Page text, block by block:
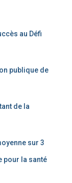
au Défi
publique de
de la
sur 3
pour la santé